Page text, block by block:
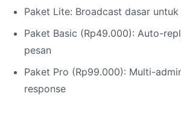
Paket Lite: Broadcast dasar
Paket Basic (Rp49.000): Auto-
pesan
Paket Pro (Rp99.000): Multi-
response